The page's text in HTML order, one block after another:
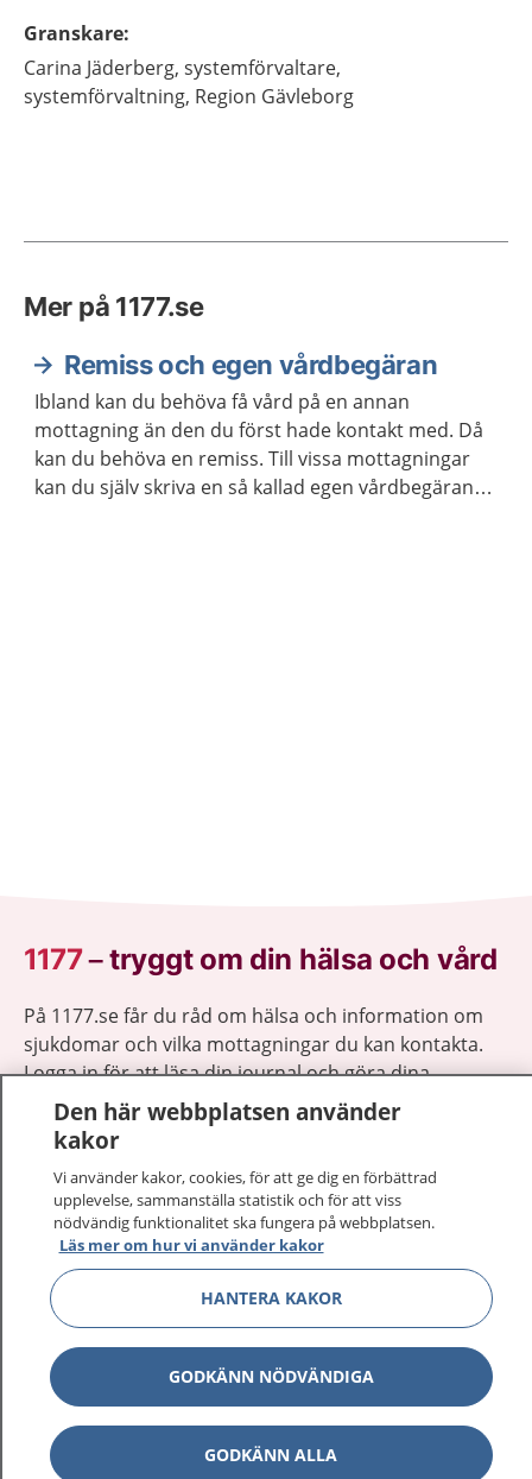
Granskare:
Carina Jäderberg, systemförvaltare,
systemförvaltning, Region Gävleborg
Mer på 1177.se
Remiss och egen vårdbegäran
Ibland kan du behöva få vård på en annan
mottagning än den du först hade kontakt med. Då
kan du behöva en remiss. Till vissa mottagningar
kan du själv skriva en så kallad egen vårdbegäran
1177–tryggt om din hälsa och vård
På 1177.se får du råd om hälsa och information om
sjukdomar och vilka mottagningar du kan kontakta.
Logga in för att läsa din journal och göra dina
vårdärenden. Ring telefonnummer 1177 för
sjukvårdsrådgivning dygnet runt.
1177 på flera språk Visa
Om 1177 Visa
Kontakt Visa
Den här webbplatsen använder
kakor
Vi använder kakor, cookies, för att ge dig en förbättrad
upplevelse, sammanställa statistik och för att viss
nödvändig funktionalitet ska fungera på webbplatsen.
Läs mer om hur vi använder kakor
HANTERA KAKOR
GODKÄNN NÖDVÄNDIGA
GODKÄNN ALLA